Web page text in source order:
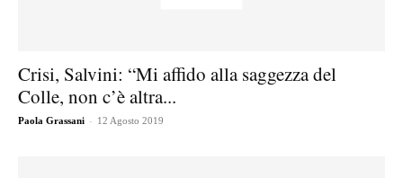
Crisi, Salvini: “Mi affido alla saggezza del
Colle, non c’è altra...
Paola Grassani - 12 Agosto 2019